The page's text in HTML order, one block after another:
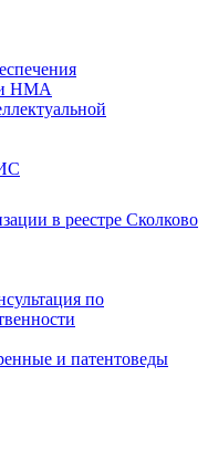
НМА
в реестре Сколково
по
и патентоведы